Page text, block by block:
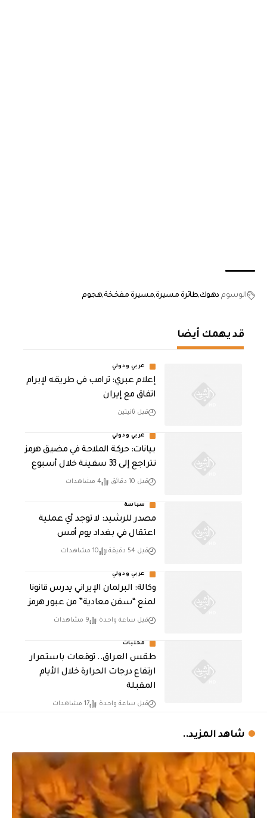
الوسوم دهوكطائرة مسيرةمسيرة مفخخةهجوم
قد يهمك أيضا
عربي ودولي
إعلام عبري: ترامب في طريقه لإبرام
اتفاق مع إيران
قبل ثانيتين
عربي ودولي
بيانات: حركة الملاحة في مضيق هرمز
تتراجع إلى 33 سفينة خلال أسبوع
قبل 10 دقائق 4 مشاهدات
سياسة
مصدر للرشيد: لا توجد أي عملية
اعتقال في بغداد يوم أمس
قبل 54 دقيقة 10 مشاهدات
عربي ودولي
وكالة: البرلمان الإيراني يدرس قانونا
لمنع “سفن معادية” من عبور هرمز
قبل ساعة واحدة 9 مشاهدات
محليات
طقس العراق.. توقعات باستمرار
ارتفاع درجات الحرارة خلال الأيام
المقبلة
قبل ساعة واحدة 17 مشاهدات
شاهد المزيد..